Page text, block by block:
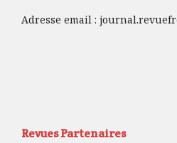
Adresse email :
Revues Partenaires